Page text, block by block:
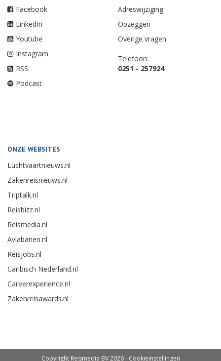
Facebook
LinkedIn
Youtube
Instagram
RSS
Podcast
Adreswijziging
Opzeggen
Overige vragen
Telefoon:
0251 - 257924
ONZE WEBSITES
Luchtvaartnieuws.nl
Zakenreisnieuws.nl
Triptalk.nl
Reisbizz.nl
Reismedia.nl
Aviabanen.nl
Reisjobs.nl
Caribisch Nederland.nl
Careerexperience.nl
Zakenreisawards.nl
Copyright Reismedia BV 2026 - Cookieinstellingen